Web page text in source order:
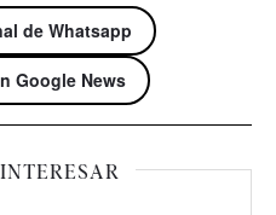
de Whatsapp
Google News